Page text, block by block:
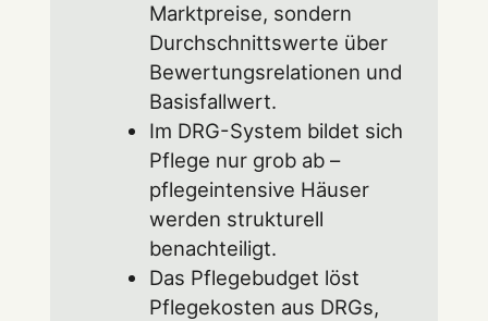
Marktpreise, sondern
Durchschnittswerte über
Bewertungsrelationen und
Basisfallwert.
Im DRG-System bildet sich
Pflege nur grob ab –
pflegeintensive Häuser
werden strukturell
benachteiligt.
Das Pflegebudget löst
Pflegekosten aus DRGs,